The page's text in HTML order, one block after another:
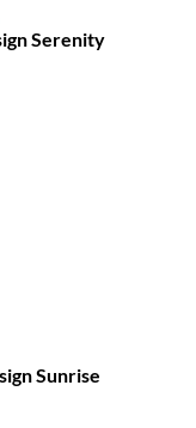
Serenity
Sunrise